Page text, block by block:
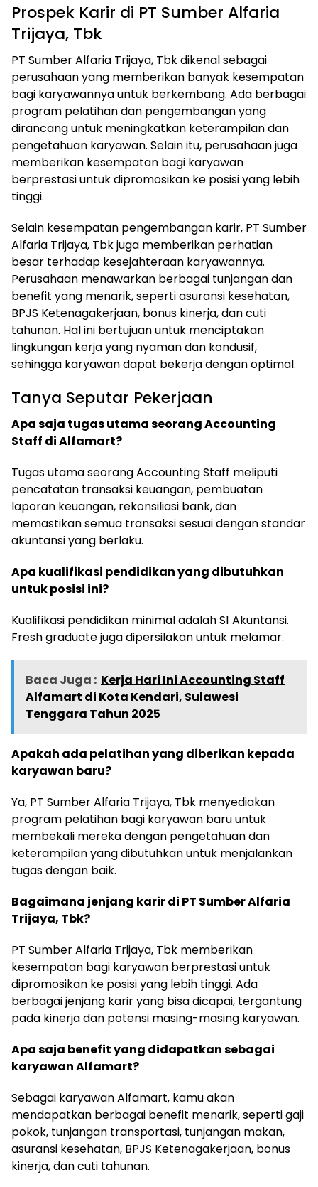
Prospek Karir di PT Sumber Alfaria
Trijaya, Tbk
PT Sumber Alfaria Trijaya, Tbk dikenal sebagai
perusahaan yang memberikan banyak kesempatan
bagi karyawannya untuk berkembang. Ada berbagai
program pelatihan dan pengembangan yang
dirancang untuk meningkatkan keterampilan dan
pengetahuan karyawan. Selain itu, perusahaan juga
memberikan kesempatan bagi karyawan
berprestasi untuk dipromosikan ke posisi yang lebih
tinggi.
Selain kesempatan pengembangan karir, PT Sumber
Alfaria Trijaya, Tbk juga memberikan perhatian
besar terhadap kesejahteraan karyawannya.
Perusahaan menawarkan berbagai tunjangan dan
benefit yang menarik, seperti asuransi kesehatan,
BPJS Ketenagakerjaan, bonus kinerja, dan cuti
tahunan. Hal ini bertujuan untuk menciptakan
lingkungan kerja yang nyaman dan kondusif,
sehingga karyawan dapat bekerja dengan optimal.
Tanya Seputar Pekerjaan
Apa saja tugas utama seorang Accounting
Staff di Alfamart?
Tugas utama seorang Accounting Staff meliputi
pencatatan transaksi keuangan, pembuatan
laporan keuangan, rekonsiliasi bank, dan
memastikan semua transaksi sesuai dengan standar
akuntansi yang berlaku.
Apa kualifikasi pendidikan yang dibutuhkan
untuk posisi ini?
Kualifikasi pendidikan minimal adalah S1 Akuntansi.
Fresh graduate juga dipersilakan untuk melamar.
Baca Juga : Kerja Hari Ini Accounting Staff
Alfamart di Kota Kendari, Sulawesi
Tenggara Tahun 2025
Apakah ada pelatihan yang diberikan kepada
karyawan baru?
Ya, PT Sumber Alfaria Trijaya, Tbk menyediakan
program pelatihan bagi karyawan baru untuk
membekali mereka dengan pengetahuan dan
keterampilan yang dibutuhkan untuk menjalankan
tugas dengan baik.
Bagaimana jenjang karir di PT Sumber Alfaria
Trijaya, Tbk?
PT Sumber Alfaria Trijaya, Tbk memberikan
kesempatan bagi karyawan berprestasi untuk
dipromosikan ke posisi yang lebih tinggi. Ada
berbagai jenjang karir yang bisa dicapai, tergantung
pada kinerja dan potensi masing-masing karyawan.
Apa saja benefit yang didapatkan sebagai
karyawan Alfamart?
Sebagai karyawan Alfamart, kamu akan
mendapatkan berbagai benefit menarik, seperti gaji
pokok, tunjangan transportasi, tunjangan makan,
asuransi kesehatan, BPJS Ketenagakerjaan, bonus
kinerja, dan cuti tahunan.